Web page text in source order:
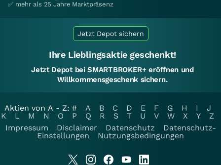
✅ mehr als 25 Jahre Marktpräsenz
Jetzt Depot sichern
Ihre Lieblingsaktie geschenkt!
Jetzt Depot bei SMARTBROKER+ eröffnen und
Willkommensgeschenk sichern.
Aktien von A - Z: # A B C D E F G H I
J
K
L M N O P Q R S T U V W X Y
Z
Impressum
Disclaimer Datenschutz
Datenschutz-
Einstellungen
Nutzungsbedingungen